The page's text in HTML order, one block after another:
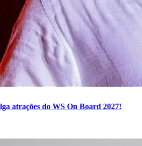
atrações do WS On Board 2027!